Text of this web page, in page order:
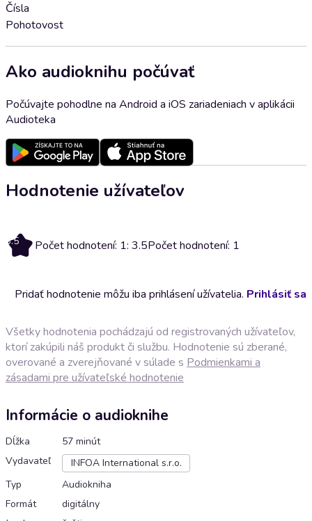
Čísla
Pohotovost
Ako audioknihu počúvať
Počúvajte pohodlne na Android a iOS zariadeniach v aplikácii
Audioteka
Hodnotenie užívateľov
3.5 Počet hodnotení: 1: 3.5Počet hodnotení: 1
Pridať hodnotenie môžu iba prihlásení užívatelia. Prihlásiť sa
Všetky hodnotenia pochádzajú od registrovaných užívateľov,
ktorí zakúpili náš produkt či službu. Hodnotenie sú zberané,
overované a zverejňované v súlade s Podmienkami a
zásadami pre užívateľské hodnotenie
Informácie o audioknihe
Dĺžka
57 minút
Vydavateľ
INFOA International s.r.o.
Typ
Audiokniha
Formát
digitálny